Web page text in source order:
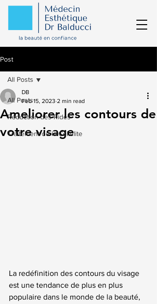
Post
All Posts
Réduction des Rides
Traitement de la Cellulite
All Posts
Ameliorer les contours de
votre visage
DB
Feb 15, 2023 2 min read
La redéfinition des contours du visage
est une tendance de plus en plus
populaire dans le monde de la beauté,